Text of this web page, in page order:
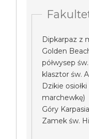
Dipkarpaz z
Golden
półwysep
klasztor św.
Dzikie
marchewkę)
Góry Karpasia
Zamek św.